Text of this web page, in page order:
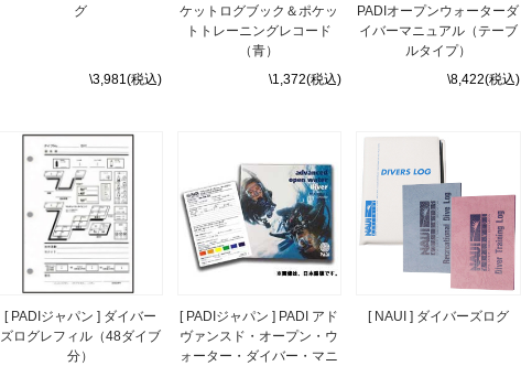
グ
\3,981(税込)
ケットログブック＆ポケッ
トトレーニングレコード
（青）
\1,372(税込)
PADIオープンウォーターダ
イバーマニュアル（テーブ
ルタイプ）
\8,422(税込)
[ PADIジャパン ] ダイバー
ズログレフィル（48ダイブ
分）
[ PADIジャパン ] PADI アド
ヴァンスド・オープン・ウ
ォーター・ダイバー・マニ
[ NAUI ] ダイバーズログ